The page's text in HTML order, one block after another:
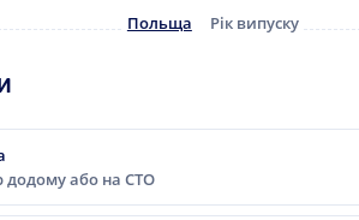
Польща Рік випуску
додому або на СТО